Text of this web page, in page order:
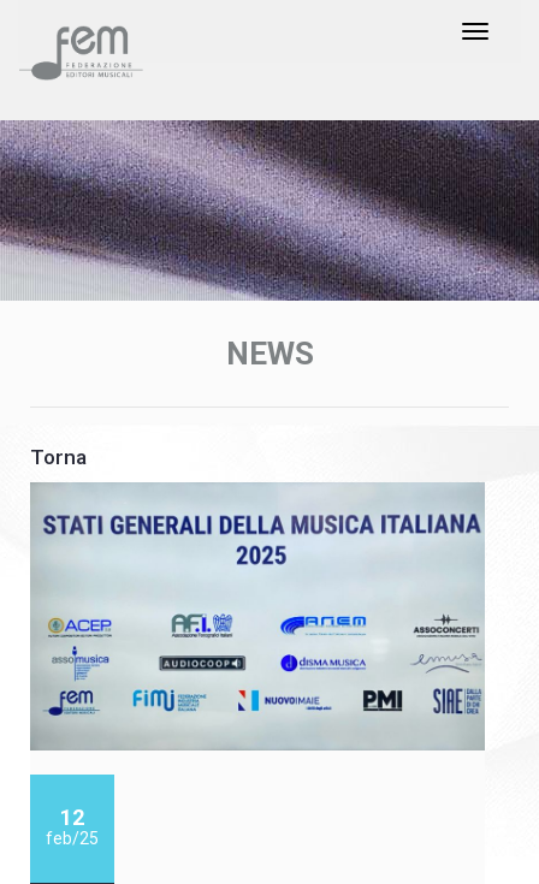
NEWS
Torna
12
feb/25